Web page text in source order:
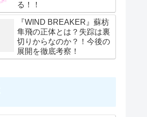
る！！
『WIND BREAKER』蘇枋
隼飛の正体とは？失踪は裏
切りからなのか？！今後の
展開を徹底考察！